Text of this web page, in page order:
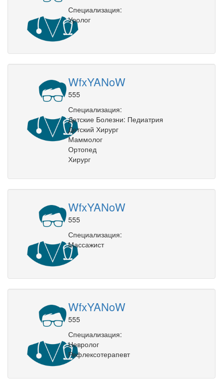
Специализация:
Уролог
WfxYANoW
555
Специализация:
Детские Болезни: Педиатрия
Детский Хирург
Маммолог
Ортопед
Хирург
WfxYANoW
555
Специализация:
Массажист
WfxYANoW
555
Специализация:
Невролог
Рефлексотерапевт